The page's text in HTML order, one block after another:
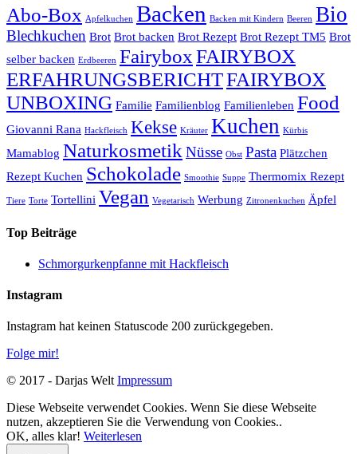
Abo-Box Apfelkuchen Backen Backen mit Kindern Beeren Bio
Blechkuchen Brot Brot backen Brot Rezept Brot Rezept TM5 Brot
selber backen Erdbeeren FairyboxFAIRYBOX
ERFAHRUNGSBERICHTFAIRYBOX
UNBOXING Familie Familienblog Familienleben Food
Giovanni Rana Hackfleisch Kekse Kräuter Kuchen Kürbis
Mamablog Naturkosmetik Nüsse Obst Pasta Plätzchen
Rezept Kuchen Schokolade Smoothie Suppe Thermomix Rezept
Tiere Torte Tortellini Vegan Vegetarisch Werbung Zitronenkuchen Äpfel
Top Beiträge
Schmorgurkenpfanne mit Hackfleisch
Instagram
Instagram hat keinen Statuscode 200 zurückgegeben.
Folge mir!
© 2017 - Darjas Welt Impressum
Diese Webseite verwendet Cookies. Wenn Sie diese Webseite
nutzen, akzeptieren Sie die Verwendung von Cookies..
OK, alles klar! Weiterlesen